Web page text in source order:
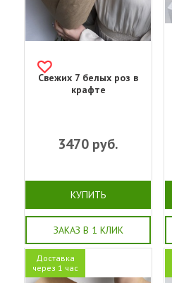
Свежих 7 белых роз в
крафте
3470 руб.
КУПИТЬ
ЗАКАЗ В 1 КЛИК
Доставка
через 1 час